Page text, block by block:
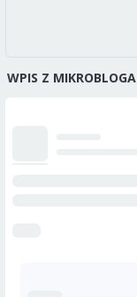
WPIS Z MIKROBLOGA